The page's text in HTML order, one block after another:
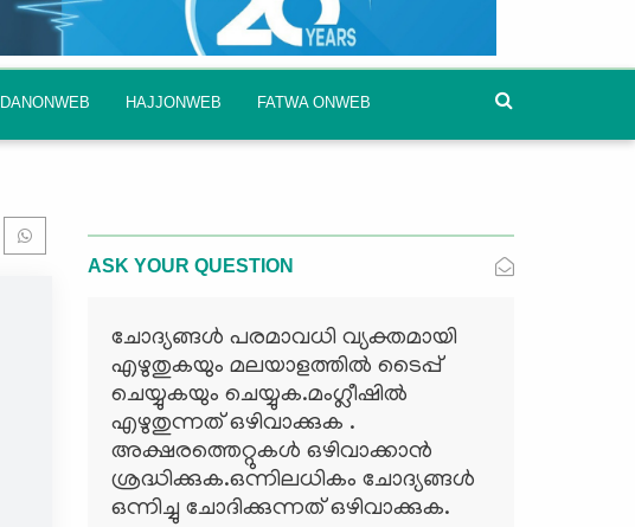
HAJJONWEB FATWA ONWEB
ASK YOUR QUESTION
ചോദ്യങ്ങള്‍ പരമാവധി വ്യക്തമായി
എഴുതുകയും മലയാളത്തില്‍ ടൈപ്പ്
ചെയ്യുകയും ചെയ്യുക.മംഗ്ലീഷില്‍
എഴുതുന്നത് ഒഴിവാക്കുക .
അക്ഷരത്തെറ്റുകള്‍ ഒഴിവാക്കാന്‍
ശ്രദ്ധിക്കുക.ഒന്നിലധികം ചോദ്യങ്ങള്‍
ഒന്നിച്ചു ചോദിക്കുന്നത് ഒഴിവാക്കുക.